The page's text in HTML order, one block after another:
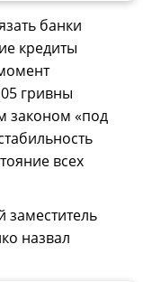
банки
кредиты
гривны
законом «под
всех
назвал